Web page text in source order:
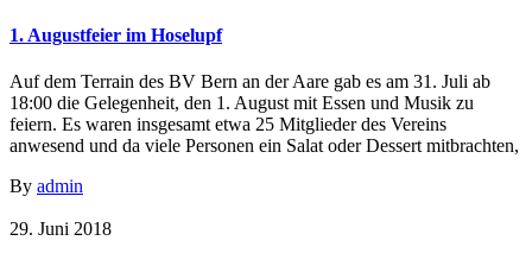
1. Augustfeier im Hoselupf
Auf dem Terrain des BV Bern an der Aare gab es am 31. Juli ab
18:00 die Gelegenheit, den 1. August mit Essen und Musik zu
feiern. Es waren insgesamt etwa 25 Mitglieder des Vereins
anwesend und da viele Personen ein Salat oder Dessert mitbrachten,
By admin
29. Juni 2018